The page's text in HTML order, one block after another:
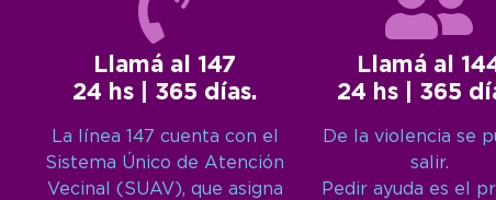
Llamá al 147
24 hs | 365 días.
La línea 147 cuenta con el
Sistema Único de Atención
Vecinal (SUAV), que asigna
Llamá al
24 hs | 365
De la violencia se
salir.
Pedir ayuda es el